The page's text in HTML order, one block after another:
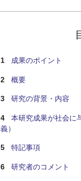
成果のポイント
概要
研究の背景・内容
本研究成果が社会に
義）
特記事項
研究者のコメント